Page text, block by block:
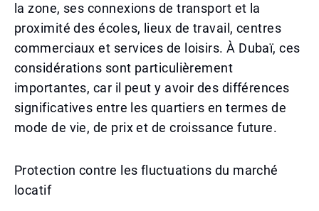
la zone, ses connexions de transport et la
proximité des écoles, lieux de travail, centres
commerciaux et services de loisirs. À Dubaï, ces
considérations sont particulièrement
importantes, car il peut y avoir des différences
significatives entre les quartiers en termes de
mode de vie, de prix et de croissance future.
Protection contre les fluctuations du marché
locatif